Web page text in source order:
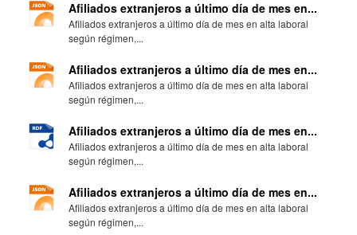
Afiliados extranjeros a último día de mes en...
Afiliados extranjeros a último día de mes en alta laboral
según régimen,...
Afiliados extranjeros a último día de mes en...
Afiliados extranjeros a último día de mes en alta laboral
según régimen,...
Afiliados extranjeros a último día de mes en...
Afiliados extranjeros a último día de mes en alta laboral
según régimen,...
Afiliados extranjeros a último día de mes en...
Afiliados extranjeros a último día de mes en alta laboral
según régimen,...